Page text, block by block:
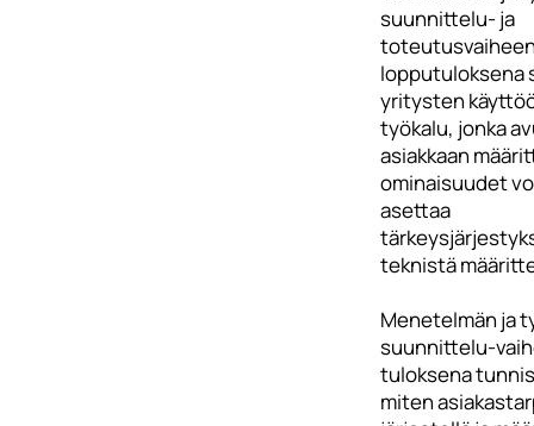
suunnittelu- ja
lopputuloksena
yritysten
työkalu, jonka
asiakkaan
ominaisuudet
asettaa
teknistä
Menetelmän ja
suunnittelu-
tuloksena
miten